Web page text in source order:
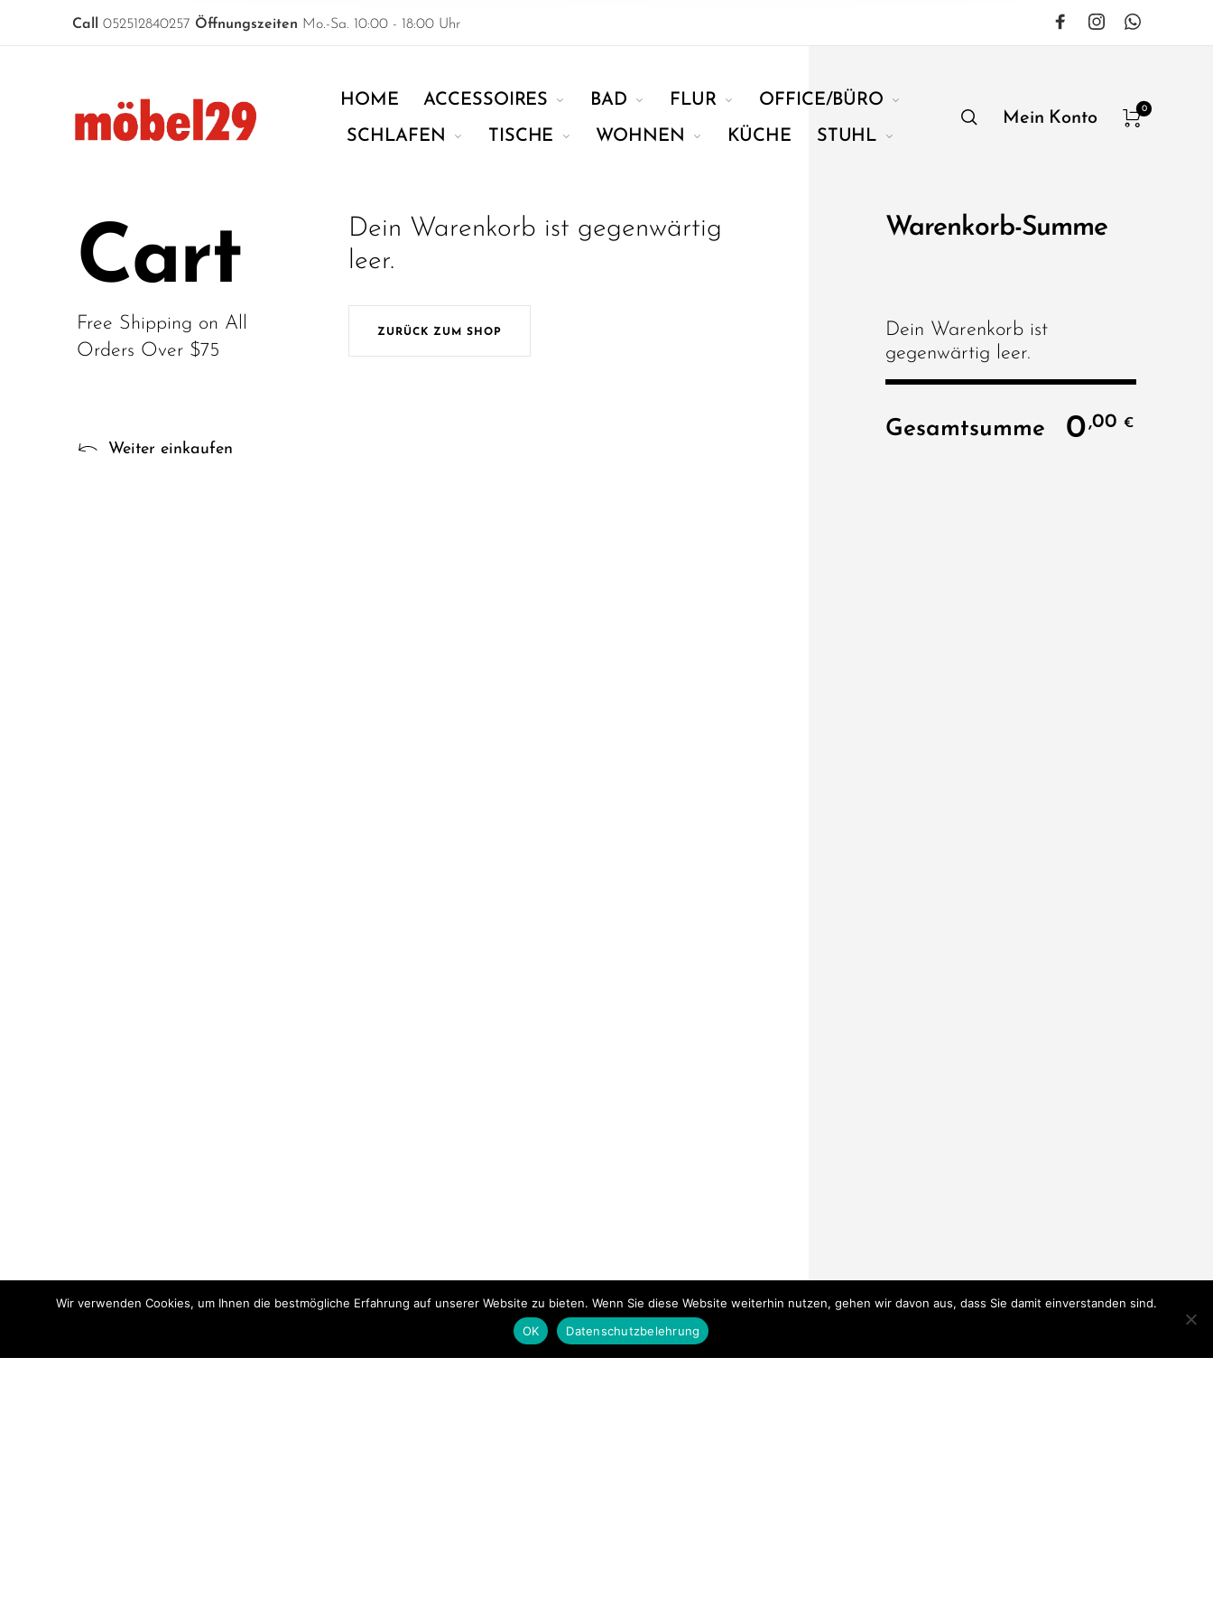
Call 052512840257 Öffnungszeiten Mo.-Sa. 10:00 - 18:00 Uhr
HOME ACCESSOIRES BAD FLUR
OFFICE/BÜRO
SCHLAFEN
TISCHE WOHNEN KÜCHE STUHL
Mein Konto
0
Cart
Free Shipping on All
Orders Over $75
Weiter einkaufen
Dein Warenkorb ist gegenwärtig
leer.
ZURÜCK ZUM SHOP
Warenkorb-Summe
Dein Warenkorb ist
gegenwärtig leer.
Gesamtsumme 0,00 €
Wir verwenden Cookies, um Ihnen die bestmögliche Erfahrung auf unserer Website zu bieten. Wenn Sie diese Website weiterhin nutzen, gehen wir davon aus, dass Sie damit einverstanden sind.
OK
Datenschutzbelehrung